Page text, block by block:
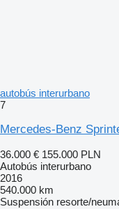
autobús interurbano
7
Mercedes-Benz
36.000 € 155.000 PLN
Autobús interurbano
2016
540.000 km
Suspensión resorte/